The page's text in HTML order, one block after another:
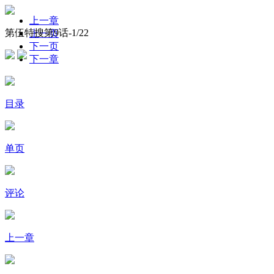
第伍特搜第9话-1/22
上一章
上一页
下一页
下一章
目录
单页
评论
上一章